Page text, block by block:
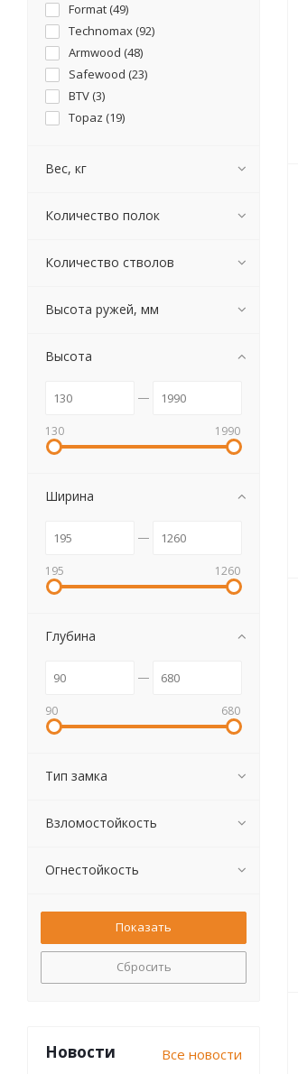
Format (49)
Technomax (92)
Armwood (48)
Safewood (23)
BTV (3)
Topaz (19)
Вес, кг
Количество полок
Количество стволов
Высота ружей, мм
Высота
130 1990
Ширина
195 1260
Глубина
90 680
Тип замка
Взломостойкость
Огнестойкость
Сбросить
Новости Все новости